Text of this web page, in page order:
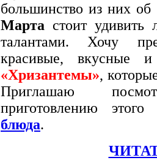
большинство из них
Марта стоит
талантами. Хочу
красивые, вкусные
«Хризантемы»,
Приглашаю
приготовлению этого
блюда.